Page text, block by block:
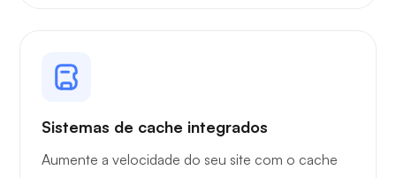
Sistemas de cache integrados
Aumente a velocidade do seu site com o cache